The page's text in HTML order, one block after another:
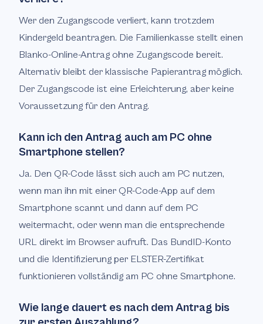
Wer den Zugangscode verliert, kann trotzdem
Kindergeld beantragen. Die Familienkasse stellt einen
Blanko-Online-Antrag ohne Zugangscode bereit.
Alternativ bleibt der klassische Papierantrag möglich.
Der Zugangscode ist eine Erleichterung, aber keine
Voraussetzung für den Antrag.
Kann ich den Antrag auch am PC ohne
Smartphone stellen?
Ja. Den QR-Code lässt sich auch am PC nutzen,
wenn man ihn mit einer QR-Code-App auf dem
Smartphone scannt und dann auf dem PC
weitermacht, oder wenn man die entsprechende
URL direkt im Browser aufruft. Das BundID-Konto
und die Identifizierung per ELSTER-Zertifikat
funktionieren vollständig am PC ohne Smartphone.
Wie lange dauert es nach dem Antrag bis